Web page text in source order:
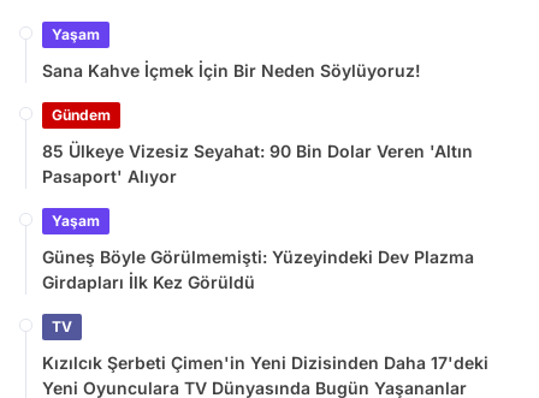
Yaşam
Sana Kahve İçmek İçin Bir Neden Söylüyoruz!
Gündem
85 Ülkeye Vizesiz Seyahat: 90 Bin Dolar Veren 'Altın
Pasaport' Alıyor
Yaşam
Güneş Böyle Görülmemişti: Yüzeyindeki Dev Plazma
Girdapları İlk Kez Görüldü
TV
Kızılcık Şerbeti Çimen'in Yeni Dizisinden Daha 17'deki
Yeni Oyunculara TV Dünyasında Bugün Yaşananlar